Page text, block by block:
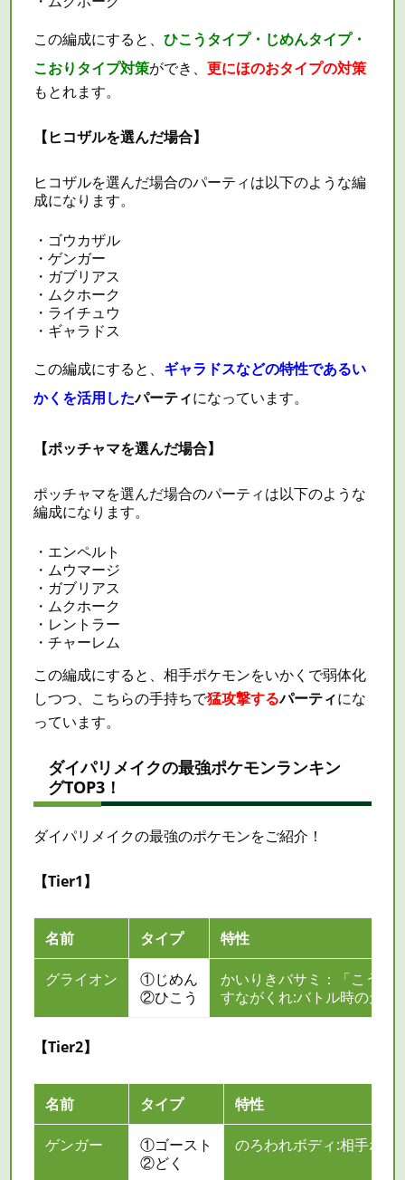
この編成にすると、ひこうタイプ・じめんタイプ・
こおりタイプ対策ができ、更にほのおタイプの対策
もとれます。
【ヒコザルを選んだ場合】
ヒコザルを選んだ場合のパーティは以下のような編
成になります。
・ゴウカザル
・ゲンガー
・ガブリアス
・ムクホーク
・ライチュウ
・ギャラドス
この編成にすると、 ギャラドスなどの特性であるい
かくを活用したパーティになっています。
【ポッチャマを選んだ場合】
ポッチャマを選んだ場合のパーティは以下のような
編成になります。
・エンペルト
・ムウマージ
・ガブリアス
・ムクホーク
・レントラー
・チャーレム
この編成にすると、相手ポケモンをいかくで弱体化
しつつ、こちらの手持ちで猛攻撃するパーティにな
っています。
ダイパリメイクの最強ポケモンランキン
グTOP3！
ダイパリメイクの最強のポケモンをご紹介！
【Tier1】
名前 タイプ 特性
グライオン
①じめん
②ひこう
かいりきバサミ：「こうげ
すながくれ:バトル時の天
【Tier2】
名前 タイプ 特性
ゲンガー
①ゴースト
②どく
のろわれボディ:相手ポ